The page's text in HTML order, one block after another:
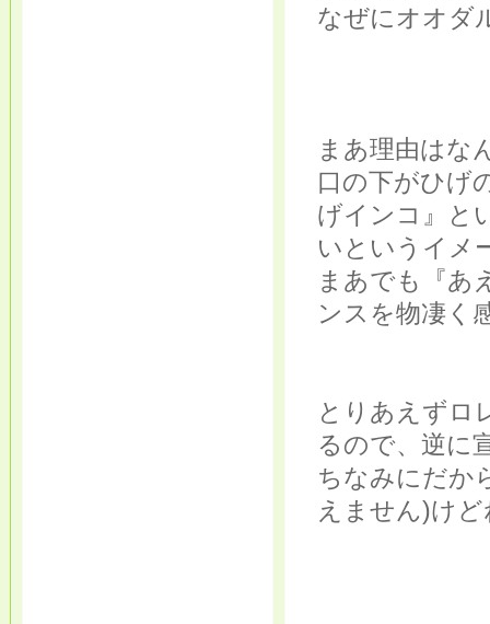
なぜにオオダ
まあ理由はな
口の下がひげ
げインコ』と
いというイメ
まあでも『あ
ンスを物凄く
とりあえずロ
るので、逆に
ちなみにだか
えません)けど